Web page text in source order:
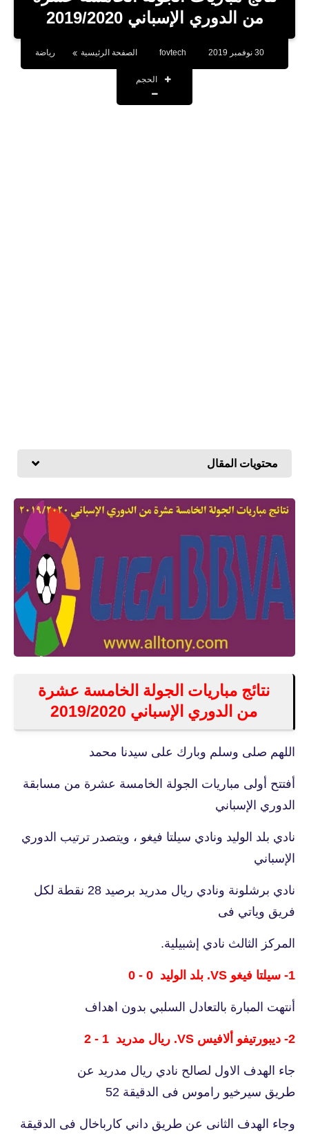
من الدوري الإسباني 2019/2020
30 نوفمبر 2019 fovtech الصفحة الرئيسية رياضة
الحجم
محتويات المقال
نتائج مباريات الجولة الخامسة عشرة
من الدوري الإسباني 2019/2020
اللهم صلى وسلم وبارك على سيدنا محمد
أفتتح أولى مباريات الجولة الخامسة عشرة من مسابقة
الدوري الإسباني
نادي بلد الوليد ونادي سيلتا فيغو ، ويتصدر ترتيب الدوري
الإسباني
نادي برشلونة ونادي ريال مدريد برصيد 28 نقطة لكل
فريق وياتي فى
المركز الثالث نادي إشبيلية.
1- سيلتا فيغو VS. بلد الوليد 0 - 0
أنتهت المبارة بالتعادل السلبي بدون اهداف
2- ديبورتيفو ألافيس VS. ريال مدريد 1 - 2
جاء الهدف الاول لصالح نادي ريال مدريد عن
طريق سيرخيو راموس فى الدقيقة 52
وجاء الهدف الثانى عن طريق داني كارباخال فى الدقيقة